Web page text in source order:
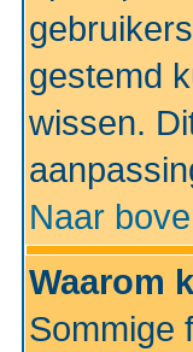
gestemd
wissen.
Naar
Waarom
Sommige